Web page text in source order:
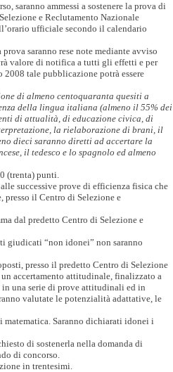
saranno ammessi a sostenere la prova di
e Reclutamento Nazionale
ufficiale secondo il calendario
saranno rese note mediante avviso
valore di notifica a tutti gli effetti e per
2008 tale pubblicazione potrà essere
di almeno centoquaranta quesiti a
della lingua italiana (almeno il 55% dei
di attualità, di educazione civica, di
la rielaborazione di brani, il
dieci saranno diretti ad accertare la
il tedesco e lo spagnolo ed almeno
(trenta) punti.
successive prove di efficienza fisica che
presso il Centro di Selezione e
dal predetto Centro di Selezione e
giudicati “non idonei” non saranno
presso il predetto Centro di Selezione
accertamento attitudinale, finalizzato a
una serie di prove attitudinali ed in
valutate le potenzialità adattative, le
matematica. Saranno dichiarati idonei i
di sostenerla nella domanda di
di concorso.
in trentesimi.